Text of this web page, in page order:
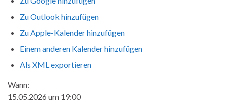
Zu Outlook hinzufügen
Zu Apple-Kalender hinzufügen
Einem anderen Kalender hinzufügen
Als XML exportieren
Wann:
15.05.2026 um 19:00